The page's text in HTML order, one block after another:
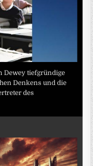
Dewey tiefgründige
Denkens und die
des